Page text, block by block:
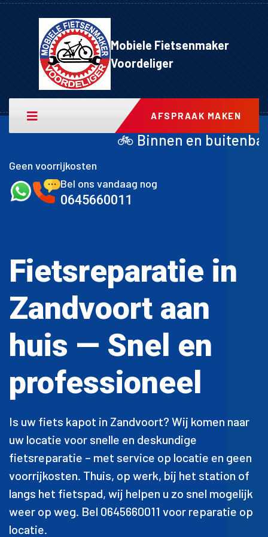
Mobiele Fietsenmaker
Voordeliger
AFSPRAAK MAKEN
Binnen en buitenband achter inclusief
Geen voorrijkosten
Bel ons vandaag nog
0645660011
Fietsreparatie in
Zandvoort aan
huis — Snel en
professioneel
Is uw fiets kapot in Zandvoort? Wij komen naar
uw locatie voor snelle en deskundige
fietsreparatie – met service op locatie en geen
voorrijkosten. Thuis, op werk, bij het station of
langs het fietspad, wij helpen u zo snel mogelijk
weer op weg. Bel 0645660011 voor reparatie op
locatie.